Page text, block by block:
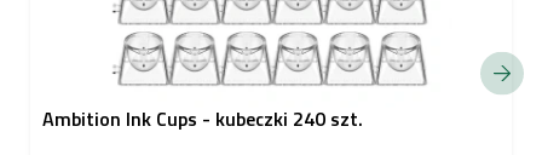
Ambition Ink Cups - kubeczki 240 szt.